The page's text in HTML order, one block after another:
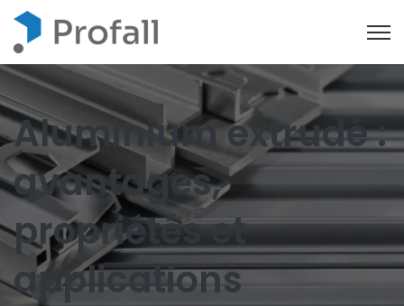
Aluminium extrudé :
avantages,
propriétés et
applications